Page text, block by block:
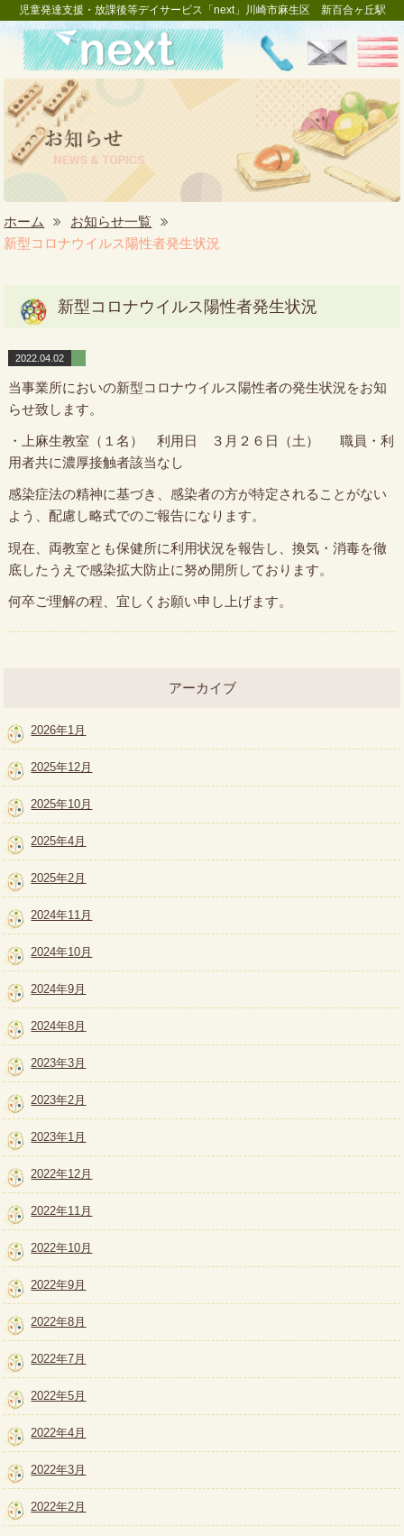
児童発達支援・放課後等デイサービス「next」川崎市麻生区 新百合ヶ丘駅
ホーム
お知らせ一覧
新型コロナウイルス陽性者発生状況
新型コロナウイルス陽性者発生状況
2022.04.02
当事業所においの新型コロナウイルス陽性者の発生状況をお知
らせ致します。
・上麻生教室（１名） 利用日 ３月２６日（土） 職員・利
用者共に濃厚接触者該当なし
感染症法の精神に基づき、感染者の方が特定されることがない
よう、配慮し略式でのご報告になります。
現在、両教室とも保健所に利用状況を報告し、換気・消毒を徹
底したうえで感染拡大防止に努め開所しております。
何卒ご理解の程、宜しくお願い申し上げます。
アーカイブ
2026年1月
2025年12月
2025年10月
2025年4月
2025年2月
2024年11月
2024年10月
2024年9月
2024年8月
2023年3月
2023年2月
2023年1月
2022年12月
2022年11月
2022年10月
2022年9月
2022年8月
2022年7月
2022年5月
2022年4月
2022年3月
2022年2月